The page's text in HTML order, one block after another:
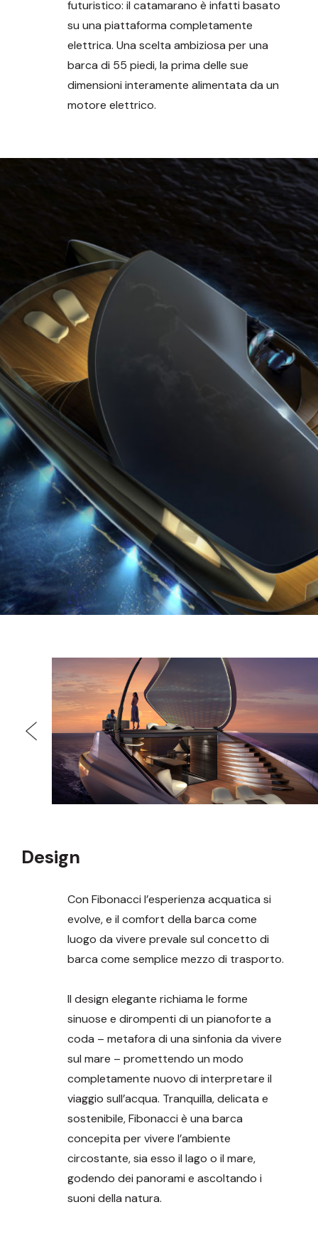
futuristico: il catamarano è infatti basato
su una piattaforma completamente
elettrica. Una scelta ambiziosa per una
barca di 55 piedi, la prima delle sue
dimensioni interamente alimentata da un
motore elettrico.
Design
Con Fibonacci l’esperienza acquatica si
evolve, e il comfort della barca come
luogo da vivere prevale sul concetto di
barca come semplice mezzo di trasporto.
Il design elegante richiama le forme
sinuose e dirompenti di un pianoforte a
coda – metafora di una sinfonia da vivere
sul mare – promettendo un modo
completamente nuovo di interpretare il
viaggio sull’acqua. Tranquilla, delicata e
sostenibile, Fibonacci è una barca
concepita per vivere l’ambiente
circostante, sia esso il lago o il mare,
godendo dei panorami e ascoltando i
suoni della natura.